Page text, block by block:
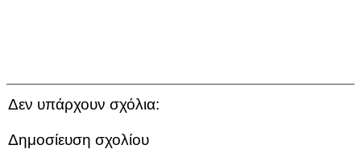
Δεν υπάρχουν σχόλια:
Δημοσίευση σχολίου